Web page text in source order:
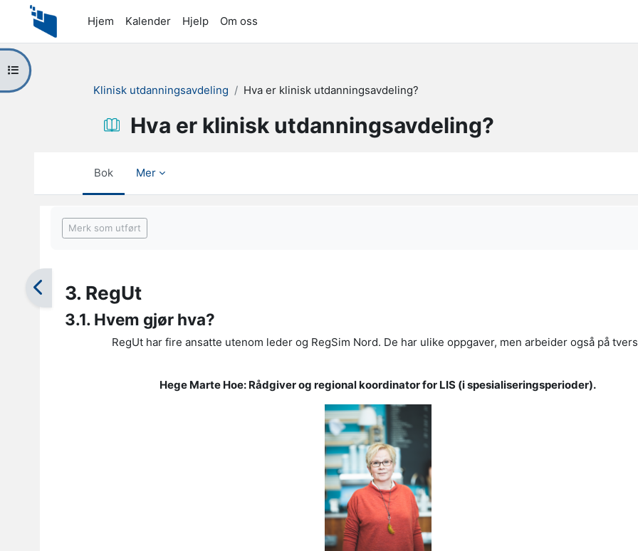
Gå til hovedinnhold
Hjem
Kalender Hjelp Om oss
Åpne kursindeks
Klinisk utdanningsavdeling
Hva er klinisk utdanningsavdeling?
Hva er klinisk utdanningsavdeling?
Bok Mer
Merk som utført
3. RegUt
3.1. Hvem gjør hva?
RegUt har fire ansatte utenom leder og RegSim Nord. De har ulike oppgaver, men arbeider også på
Hege Marte Hoe: Rådgiver og regional koordinator for LIS (i spesialiseringsperioder).